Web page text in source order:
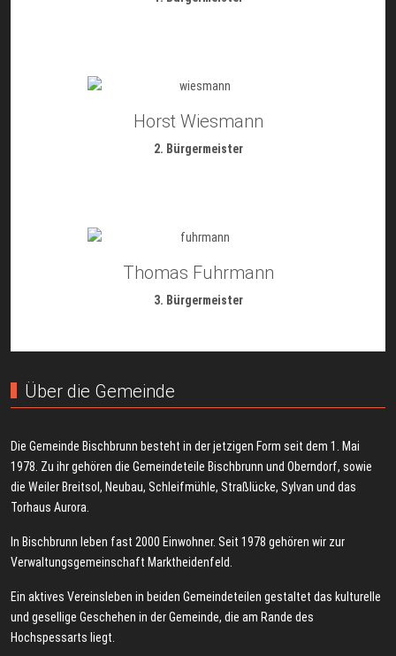
Horst Wiesmann
2. Bürgermeister
Thomas Fuhrmann
3. Bürgermeister
Über die Gemeinde
Die Gemeinde Bischbrunn besteht in der jetzigen Form seit dem 1. Mai
1978. Zu ihr gehören die Gemeindeteile Bischbrunn und Oberndorf, sowie
die Weiler Breitsol, Neubau, Schleifmühle, Straßlücke, Sylvan und das
Torhaus Aurora.
In Bischbrunn leben fast 2000 Einwohner. Seit 1978 gehören wir zur
Verwaltungsgemeinschaft Marktheidenfeld.
Ein aktives Vereinsleben in beiden Gemeindeteilen gestaltet das kulturelle
und gesellige Geschehen in der Gemeinde, die am Rande des
Hochspessarts liegt.